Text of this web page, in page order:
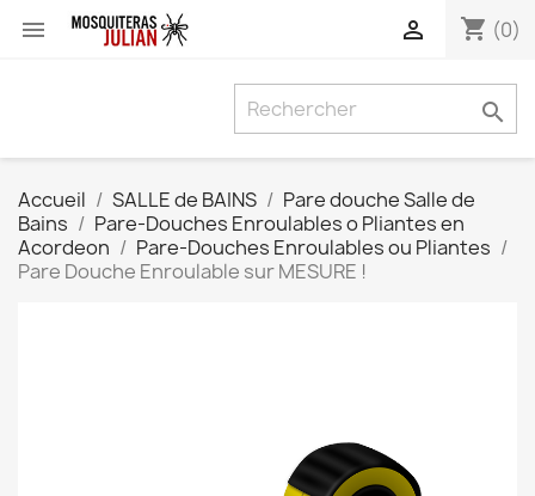
 shopping_cart (0)


Accueil SALLE de BAINS
Pare douche Salle de
Bains
Pare-Douches Enroulables o Pliantes en
Acordeon
Pare-Douches Enroulables ou Pliantes
Pare Douche Enroulable sur MESURE !